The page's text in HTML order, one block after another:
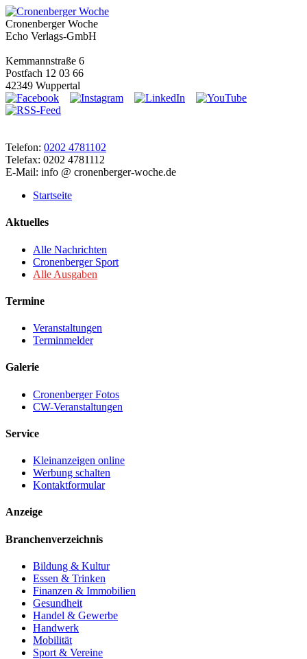
Cronenberger Woche
Echo Verlags-GmbH
Kemmannstraße 6
Postfach 12 03 66
42349 Wuppertal
Telefon: 0202 4781102
Telefax: 0202 4781112
E-Mail: info @ cronenberger-woche.de
Startseite
Aktuelles
Alle Nachrichten
Cronenberger Sport
Alle Ausgaben
Termine
Veranstaltungen
Terminmelder
Galerie
Cronenberger Fotos
CW-Veranstaltungen
Service
Kleinanzeigen online
Werbung schalten
Kontaktformular
Anzeige
Branchenverzeichnis
Bildung & Kultur
Essen & Trinken
Finanzen & Immobilien
Gesundheit
Handel & Gewerbe
Handwerk
Mobilität
Sport & Vereine